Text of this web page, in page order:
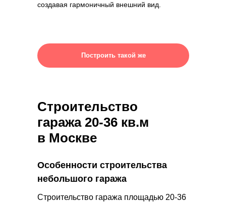
создавая гармоничный внешний вид.
Построить такой же
Строительство
гаража 20-36 кв.м
в Москве
Строительство гаража площадью 20-36
Особенности строительства
небольшого гаража